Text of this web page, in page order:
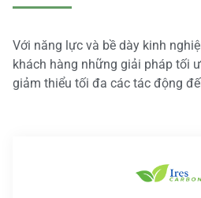
Với năng lực và bề dày kinh
khách hàng những giải pháp tối
giảm thiểu tối đa các tác động